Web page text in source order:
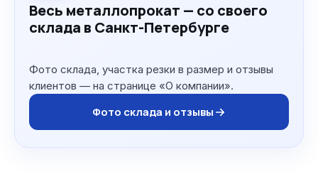
Весь металлопрокат — со своего
склада в Санкт-Петербурге
Фото склада, участка резки в размер и отзывы
клиентов — на странице «О компании».
Фото склада и отзывы